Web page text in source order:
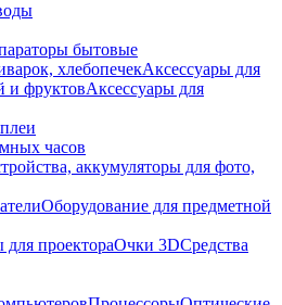
бытовые
хлебопечекАксессуары для
и фруктовАксессуары для
часов
аккумуляторы для фото,
Оборудование для предметной
для проектораОчки 3DСредства